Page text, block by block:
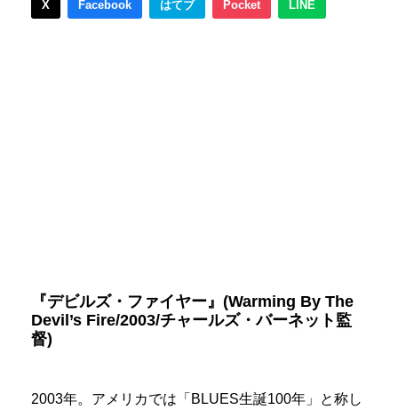
X Facebook はてブ Pocket LINE
『デビルズ・ファイヤー』(Warming By The
Devil’s Fire/2003/チャールズ・バーネット監
督)
2003年。アメリカでは「BLUES生誕100年」と称し